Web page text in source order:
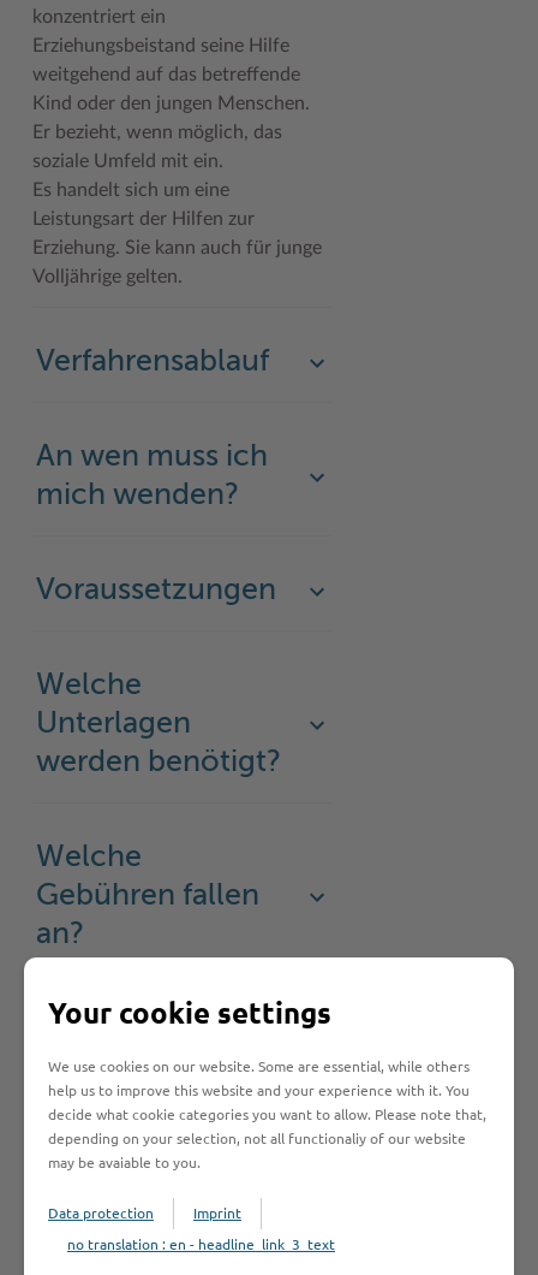
konzentriert ein
Erziehungsbeistand seine Hilfe
weitgehend auf das betreffende
Kind oder den jungen Menschen.
Er bezieht, wenn möglich, das
soziale Umfeld mit ein.
Es handelt sich um eine
Leistungsart der Hilfen zur
Erziehung. Sie kann auch für junge
Volljährige gelten.
Verfahrensablauf
An wen muss ich
mich wenden?
Voraussetzungen
Welche
Unterlagen
werden benötigt?
Welche
Gebühren fallen
an?
Bearbeitungsdauer
Rechtsgrundlage
Rechtsbehelf
Your cookie settings
We use cookies on our website. Some are essential, while others
help us to improve this website and your experience with it. You
decide what cookie categories you want to allow. Please note that,
depending on your selection, not all functionaliy of our website
may be avaiable to you.
Data protection
Imprint
no translation : en - headline_link_3_text